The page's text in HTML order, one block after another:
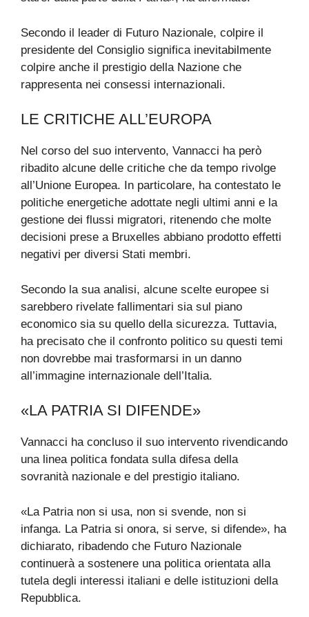
Secondo il leader di Futuro Nazionale, colpire il
presidente del Consiglio significa inevitabilmente
colpire anche il prestigio della Nazione che
rappresenta nei consessi internazionali.
LE CRITICHE ALL’EUROPA
Nel corso del suo intervento, Vannacci ha però
ribadito alcune delle critiche che da tempo rivolge
all’Unione Europea. In particolare, ha contestato le
politiche energetiche adottate negli ultimi anni e la
gestione dei flussi migratori, ritenendo che molte
decisioni prese a Bruxelles abbiano prodotto effetti
negativi per diversi Stati membri.
Secondo la sua analisi, alcune scelte europee si
sarebbero rivelate fallimentari sia sul piano
economico sia su quello della sicurezza. Tuttavia,
ha precisato che il confronto politico su questi temi
non dovrebbe mai trasformarsi in un danno
all’immagine internazionale dell’Italia.
«LA PATRIA SI DIFENDE»
Vannacci ha concluso il suo intervento rivendicando
una linea politica fondata sulla difesa della
sovranità nazionale e del prestigio italiano.
«La Patria non si usa, non si svende, non si
infanga. La Patria si onora, si serve, si difende», ha
dichiarato, ribadendo che Futuro Nazionale
continuerà a sostenere una politica orientata alla
tutela degli interessi italiani e delle istituzioni della
Repubblica.